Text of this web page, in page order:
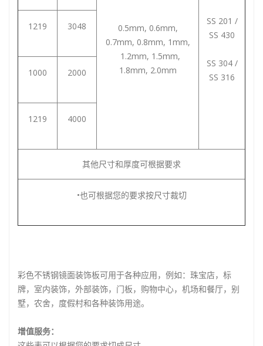
0.5mm, 0.6mm,
0.7mm, 0.8mm, 1mm,
1.2mm, 1.5mm,
1.8mm, 2.0mm
SS 201 /
SS 430
SS 304 /
SS 316
1219 3048
1000 2000
1219 4000
其他尺寸和厚度可根据要求
•也可根据您的要求按尺寸裁切
彩色不锈钢镜面装饰板可用于各种应用，例如：珠宝店，标
牌，室内装饰，外部装饰，门板，购物中心，机场和餐厅，别
墅，农舍，度假村和各种装饰用途。
增值服务：